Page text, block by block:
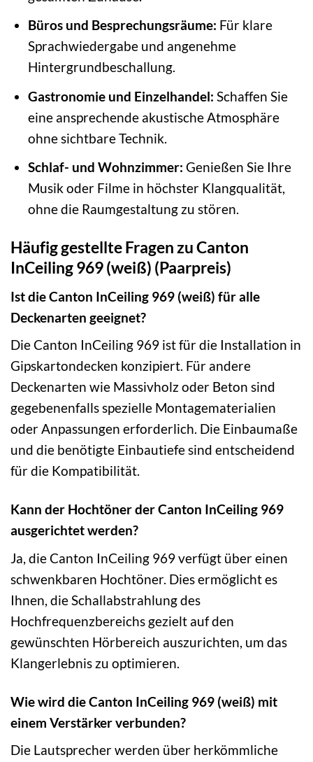
Büros und Besprechungsräume: Für klare
Sprachwiedergabe und angenehme
Hintergrundbeschallung.
Gastronomie und Einzelhandel: Schaffen Sie
eine ansprechende akustische Atmosphäre
ohne sichtbare Technik.
Schlaf- und Wohnzimmer: Genießen Sie Ihre
Musik oder Filme in höchster Klangqualität,
ohne die Raumgestaltung zu stören.
Häufig gestellte Fragen zu Canton
InCeiling 969 (weiß) (Paarpreis)
Ist die Canton InCeiling 969 (weiß) für alle
Deckenarten geeignet?
Die Canton InCeiling 969 ist für die Installation in
Gipskartondecken konzipiert. Für andere
Deckenarten wie Massivholz oder Beton sind
gegebenenfalls spezielle Montagematerialien
oder Anpassungen erforderlich. Die Einbaumaße
und die benötigte Einbautiefe sind entscheidend
für die Kompatibilität.
Kann der Hochtöner der Canton InCeiling 969
ausgerichtet werden?
Ja, die Canton InCeiling 969 verfügt über einen
schwenkbaren Hochtöner. Dies ermöglicht es
Ihnen, die Schallabstrahlung des
Hochfrequenzbereichs gezielt auf den
gewünschten Hörbereich auszurichten, um das
Klangerlebnis zu optimieren.
Wie wird die Canton InCeiling 969 (weiß) mit
einem Verstärker verbunden?
Die Lautsprecher werden über herkömmliche